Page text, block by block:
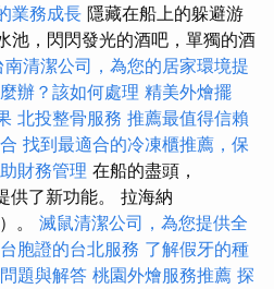
業務成長 隱藏在船上的躲避游
池，閃閃發光的酒吧，單獨的酒
南清潔公司，為您的居家環境提
辦？該如何處理 精美外燴擺
北投整骨服務 推薦最值得信賴
找到最適合的冷凍櫃推薦，保
財務管理 在船的盡頭，
供了新功能。 拉海納
。 滅鼠清潔公司，為您提供全
胞證的台北服務 了解假牙的種
題與解答 桃園外燴服務推薦 探